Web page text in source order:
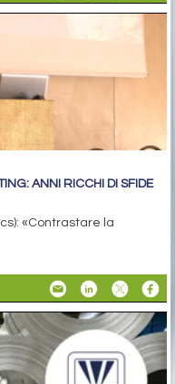
ANNI RICCHI DI SFIDE
«Contrastare la